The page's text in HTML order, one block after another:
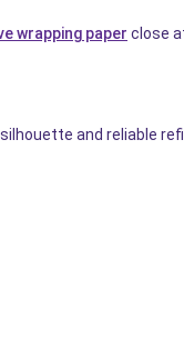
wrapping paper close
and reliable